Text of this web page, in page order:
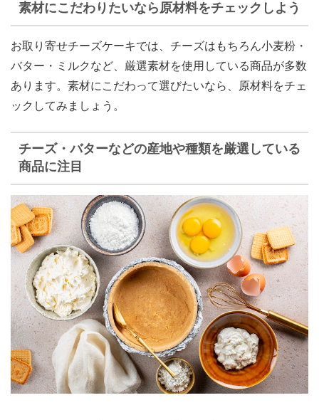
素材にこだわりたいなら原材料をチェックしよう
お取り寄せチーズケーキでは、チーズはもちろん小麦粉・
バター・ミルクなど、厳選素材を使用している商品が多数
あります。素材にこだわって選びたいなら、原材料をチェ
ックしてみましょう。
チーズ・バターなどの産地や種類を厳選している
商品に注目